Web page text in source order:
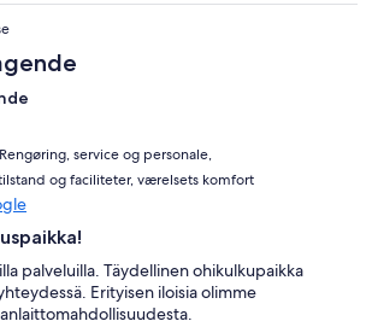
service og personale,
og faciliteter, værelsets komfort
palveluilla. Täydellinen ohikulkupaikka
Erityisen iloisia olimme